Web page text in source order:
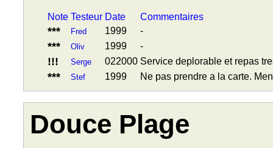
Note Testeur Date Commentaires
*** Fred 1999 -
*** Oliv 1999 -
!!! Serge 022000 Service deplorable et repas
*** Stef 1999 Ne pas prendre a la carte.
Douce Plage